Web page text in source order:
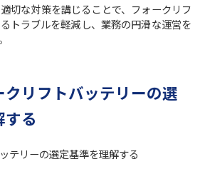
切な対策を講じることで、フォークリフ
トラブルを軽減し、業務の円滑な運営を
リフトバッテリーの選
る
テリーの選定基準を理解する